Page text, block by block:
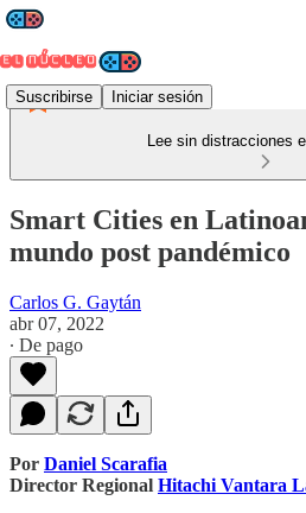
Suscribirse Iniciar sesión
Lee sin distracciones
Smart Cities en
mundo post pandémico
Carlos G. Gaytán
abr 07, 2022
∙ De pago
Por Daniel Scarafia
Director Regional Hitachi Vantara